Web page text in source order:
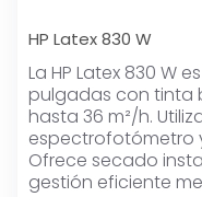
HP Latex 830 W
La HP Latex 830 W
pulgadas con tinta
hasta 36 m²/h.
espectrofotómetro
Ofrece secado
gestión eficiente